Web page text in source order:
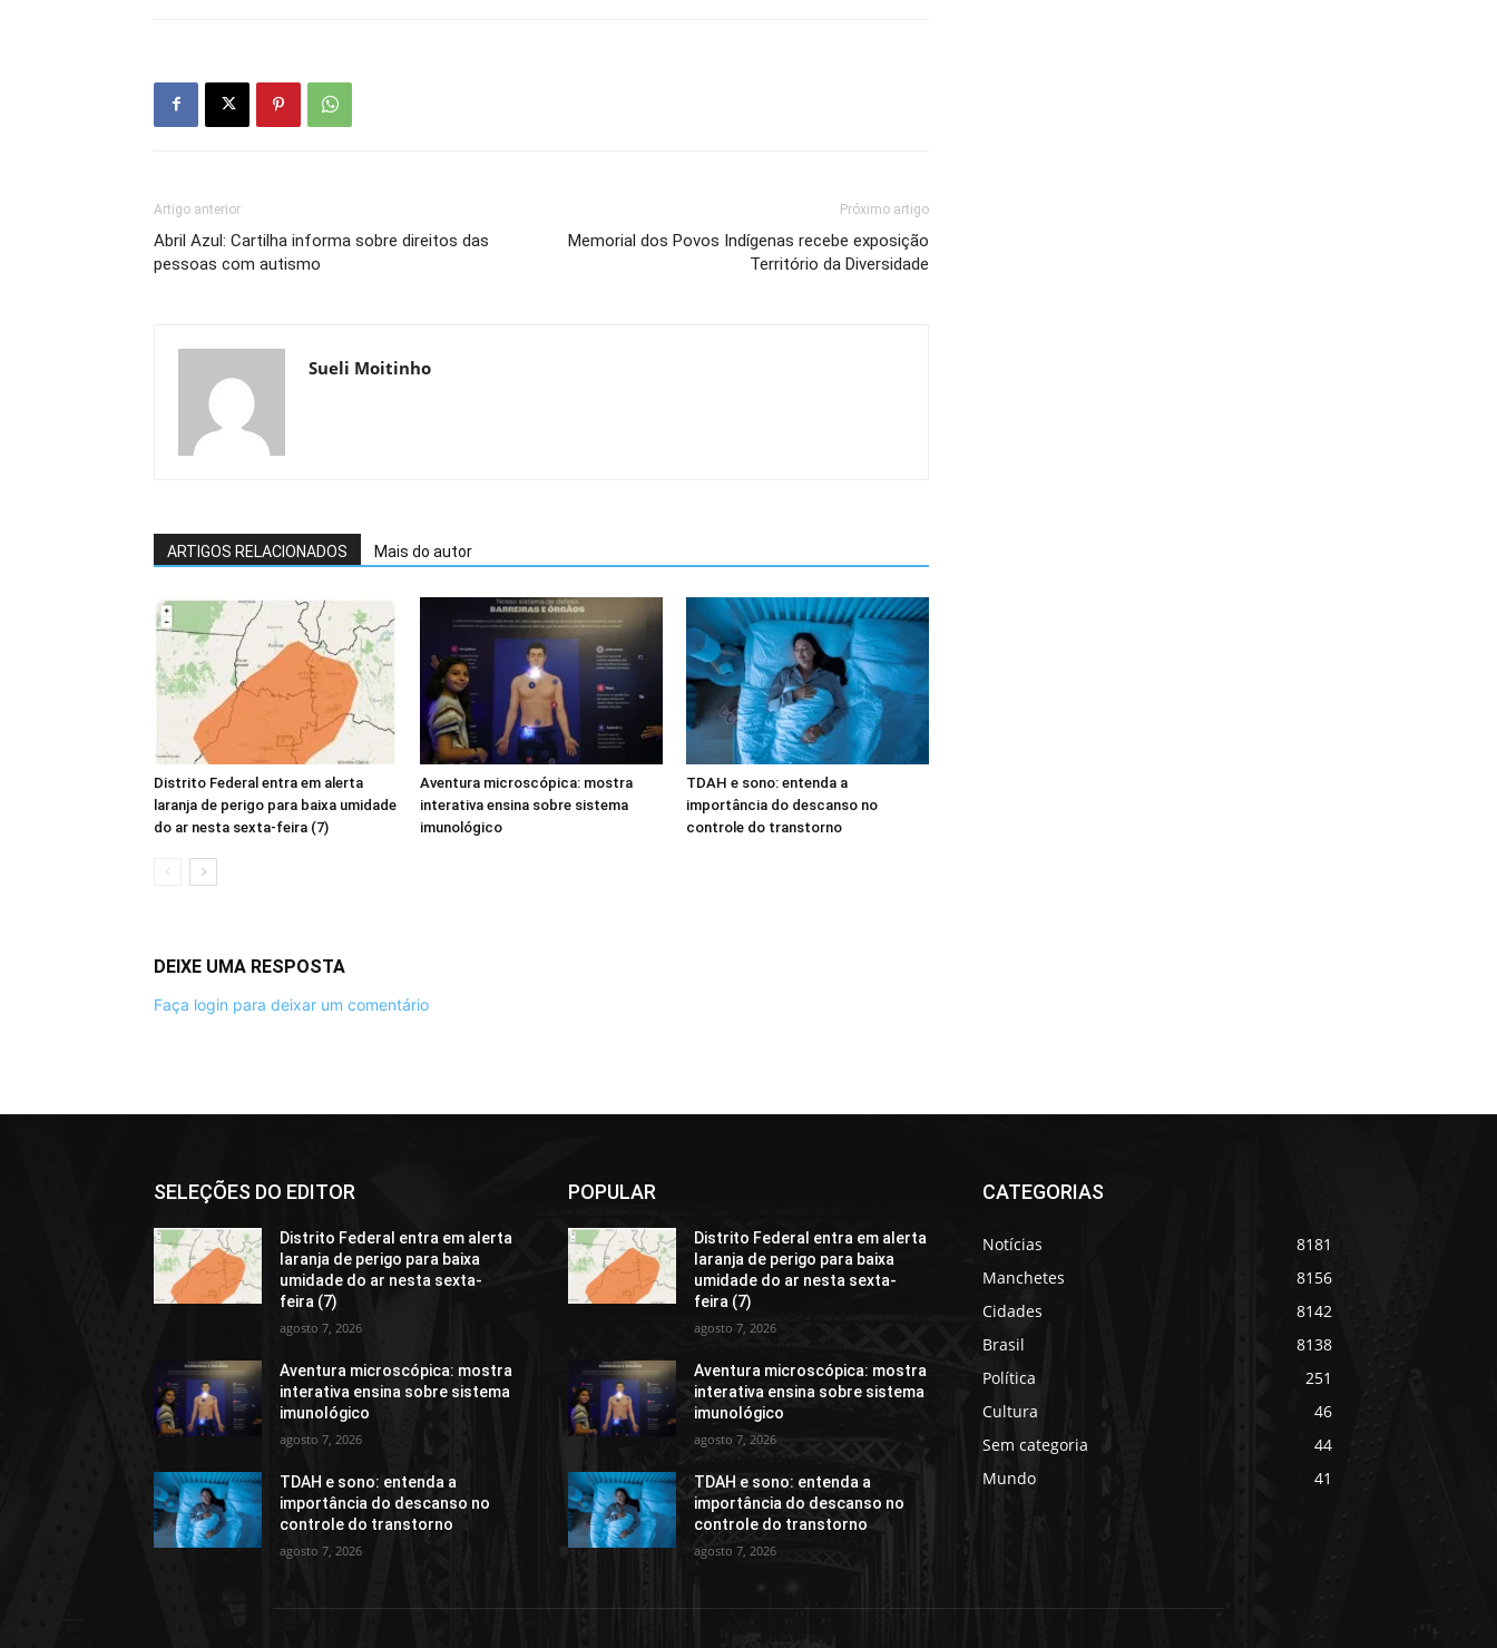
Artigo anterior
Abril Azul: Cartilha informa sobre direitos das
pessoas com autismo
Próximo artigo
Memorial dos Povos Indígenas recebe exposição
Território da Diversidade
Sueli Moitinho
ARTIGOS RELACIONADOS Mais do autor
Distrito Federal entra em alerta
laranja de perigo para baixa umidade
do ar nesta sexta-feira (7)
Aventura microscópica: mostra
interativa ensina sobre sistema
imunológico
TDAH e sono: entenda a
importância do descanso no
controle do transtorno
DEIXE UMA RESPOSTA
Faça login para deixar um comentário
SELEÇÕES DO EDITOR
Distrito Federal entra em alerta
laranja de perigo para baixa
umidade do ar nesta sexta-
feira (7)
agosto 7, 2026
Aventura microscópica: mostra
interativa ensina sobre sistema
imunológico
agosto 7, 2026
TDAH e sono: entenda a
importância do descanso no
controle do transtorno
agosto 7, 2026
POPULAR
Distrito Federal entra em alerta
laranja de perigo para baixa
umidade do ar nesta sexta-
feira (7)
agosto 7, 2026
Aventura microscópica: mostra
interativa ensina sobre sistema
imunológico
agosto 7, 2026
TDAH e sono: entenda a
importância do descanso no
controle do transtorno
agosto 7, 2026
CATEGORIAS
Notícias
8181
Manchetes
8156
Cidades
8142
Brasil
8138
Política
251
Cultura
46
Sem categoria
44
Mundo
41